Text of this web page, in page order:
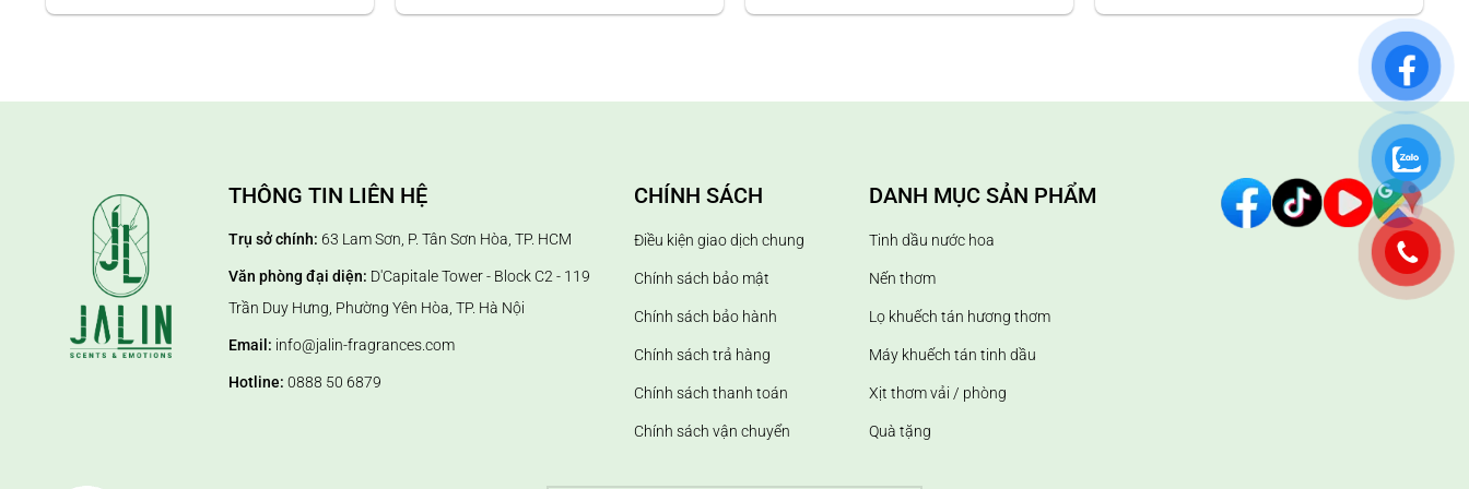
– Spa, khách sạn, TTTM: Gia tăng trải nghiệm dịch vụ và nhận diện thương hiệu bằng mùi hương.
– Các ứng dụng sinh hoạt trong gia đình: dùng cho máy khuếch tán/ máy xông tinh dầu; khử mùi hôi và làm thơm phòng; dùng pha nước giặt quần áo; làm thơm sàn nhà,…
THÔNG TIN LIÊN HỆ
Trụ sở chính: 63 Lam Sơn, P. Tân Sơn Hòa, TP. HCM
Văn phòng đại diện: D'Capitale Tower - Block C2 - 119
Trần Duy Hưng, Phường Yên Hòa, TP. Hà Nội
Email: info@jalin-fragrances.com
Hotline: 0888 50 6879
CHÍNH SÁCH
Điều kiện giao dịch chung
Chính sách bảo mật
Chính sách bảo hành
Chính sách trả hàng
Chính sách thanh toán
Chính sách vận chuyển
DANH MỤC SẢN PHẨM
Tinh dầu nước hoa
Nến thơm
Lọ khuếch tán hương thơm
Máy khuếch tán tinh dầu
Xịt thơm vải / phòng
Quà tặng